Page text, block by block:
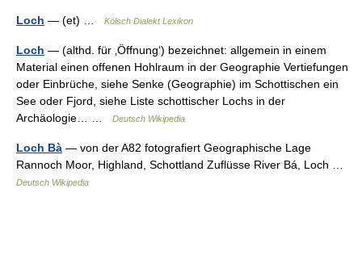
Loch — (et) … Kölsch Dialekt Lexikon
Loch — (althd. für ‚Öffnung‘) bezeichnet: allgemein in einem
Material einen offenen Hohlraum in der Geographie Vertiefungen
oder Einbrüche, siehe Senke (Geographie) im Schottischen ein
See oder Fjord, siehe Liste schottischer Lochs in der
Archäologie… …
Deutsch Wikipedia
Loch Bà — von der A82 fotografiert Geographische Lage
Rannoch Moor, Highland, Schottland Zuflüsse River Bá, Loch …
Deutsch Wikipedia